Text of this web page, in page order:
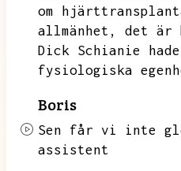
om
allmänhet, det
Dick Schianie
fysiologiska
Boris
Sen får vi inte
assistent